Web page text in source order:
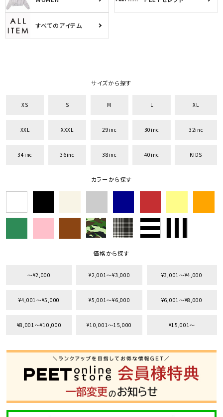
サイズ
KIDS
絞り込んで検索する
すべてのアイテム
サイズから探す
XS S M L XL
XXL XXXL 29inc 30inc 32inc
34inc 36inc 38inc 40inc KIDS
カラーから探す
価格から探す
〜¥2,000 ¥2,001〜¥3,000 ¥3,001〜¥4,000
¥4,001〜¥5,000 ¥5,001〜¥6,000 ¥6,001〜¥8,000
¥8,001〜¥10,000 ¥10,001〜15,000 ¥15,001〜